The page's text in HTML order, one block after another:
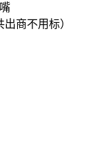
商不用标）